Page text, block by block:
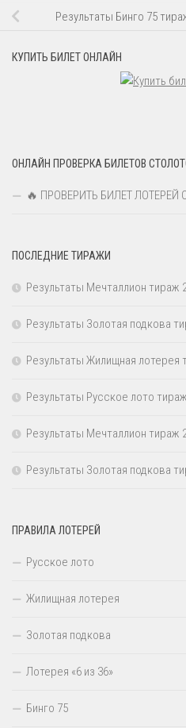
Результаты Бинго 75
КУПИТЬ БИЛЕТ ОНЛАЙН
ОНЛАЙН ПРОВЕРКА БИЛЕТОВ
🔥 ПРОВЕРИТЬ БИЛЕТ ЛОТЕРЕЙ
ПОСЛЕДНИЕ ТИРАЖИ
Результаты Мечталлион тираж
Результаты Золотая подкова
Результаты Жилищная лотерея
Результаты Русское лото
Результаты Мечталлион тираж
Результаты Золотая подкова
ПРАВИЛА ЛОТЕРЕЙ
Русское лото
Жилищная лотерея
Золотая подкова
Лотерея «6 из 36»
Бинго 75